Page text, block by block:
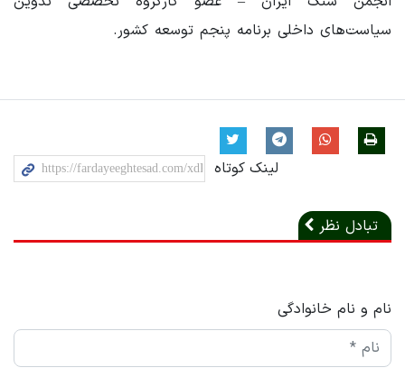
سیاست‌های داخلی برنامه پنجم توسعه کشور.
لینک کوتاه
تبادل نظر
نام و نام خانوادگی